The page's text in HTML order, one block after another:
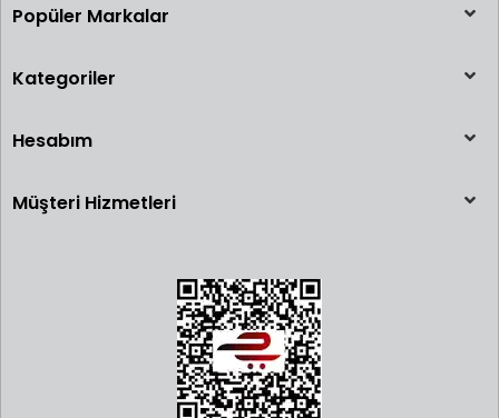
Popüler Markalar
Kategoriler
Hesabım
Müşteri Hizmetleri